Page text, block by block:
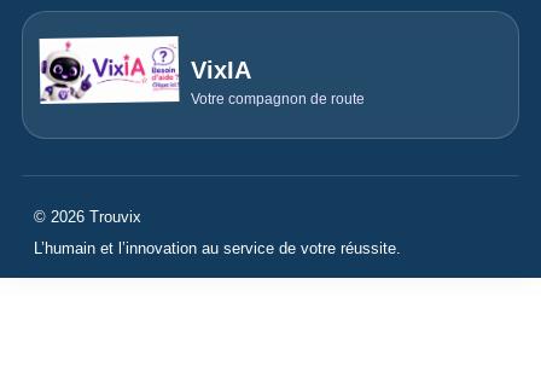
VixIA
Votre compagnon de route
© 2026 Trouvix
L’humain et l’innovation au service de votre réussite.